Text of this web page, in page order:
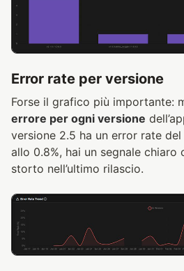
Error rate per versione
Forse il grafico più importante:
errore per ogni versione
versione 2.5 ha un error rate
allo 0.8%, hai un segnale chiaro
storto nell’ultimo rilascio.